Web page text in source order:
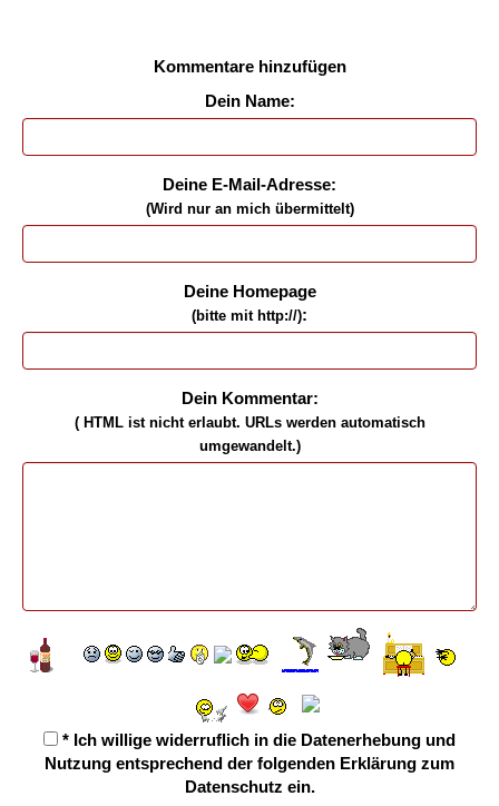
Kommentare hinzufügen
Dein Name:
Deine E-Mail-Adresse:
(Wird nur an mich übermittelt)
Deine Homepage
(bitte mit http://):
Dein Kommentar:
( HTML ist nichterlaubt. URLs werden automatisch
umgewandelt.)
* Ich willige widerruflich in die Datenerhebung und
Nutzung entsprechend der folgenden Erklärung zum
Datenschutz ein.